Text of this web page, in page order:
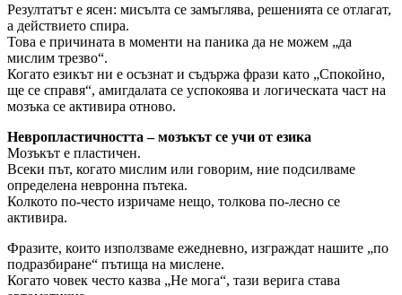
Резултатът е ясен: мисълта се замъглява, решенията се отлагат,
а действието спира.
Това е причината в моменти на паника да не можем „да
мислим трезво“.
Когато езикът ни е осъзнат и съдържа фрази като „Спокойно,
ще се справя“, амигдалата се успокоява и логическата част на
мозъка се активира отново.
Невропластичността – мозъкът се учи от езика
Мозъкът е пластичен.
Всеки път, когато мислим или говорим, ние подсилваме
определена невронна пътека.
Колкото по-често изричаме нещо, толкова по-лесно се
активира.
Фразите, които използваме ежедневно, изграждат нашите „по
подразбиране“ пътища на мислене.
Когато човек често казва „Не мога“, тази верига става